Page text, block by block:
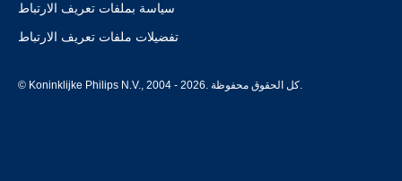
سياسة بملفات تعريف الارتباط
تفضيلات ملفات تعريف الارتباط
© Koninklijke Philips N.V., 2004 - 2026. كل الحقوق محفوظة.